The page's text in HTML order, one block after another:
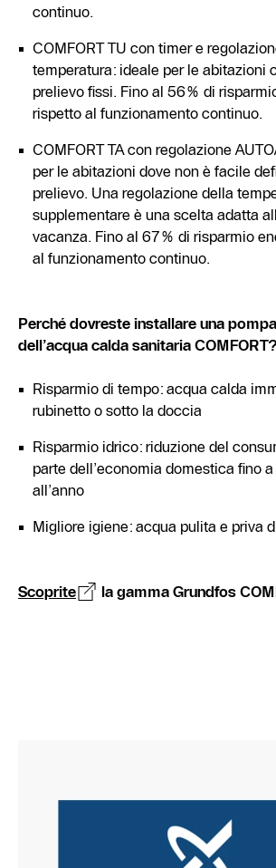
continuo.
COMFORT TU con timer e
temperatura: ideale per le abitazioni
prelievo fissi. Fino al 56% di
rispetto al funzionamento continuo.
COMFORT TA con regolazione
per le abitazioni dove non è facile
prelievo. Una regolazione della
supplementare è una scelta adatta
vacanza. Fino al 67% di risparmio
al funzionamento continuo.
Perché dovreste installare una
dell’acqua calda sanitaria COMFORT?
Risparmio di tempo: acqua calda
rubinetto o sotto la doccia
Risparmio idrico: riduzione del
parte dell’economia domestica fino
all’anno
Migliore igiene: acqua pulita e priva
Scoprite la gamma Grundfos